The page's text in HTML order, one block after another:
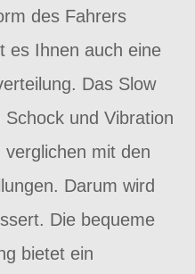
des Fahrers
es Ihnen auch eine
Das Slow
und Vibration
mit den
Darum wird
Die bequeme
bietet ein